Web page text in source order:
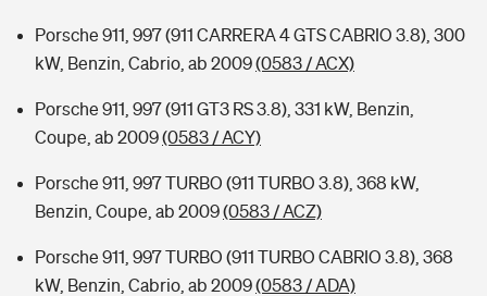
Porsche 911, 997 (911 CARRERA 4 GTS CABRIO 3.8), 300
kW, Benzin, Cabrio, ab 2009(0583 / ACX)
Porsche 911, 997 (911 GT3 RS 3.8), 331 kW, Benzin,
Coupe, ab 2009(0583 / ACY)
Porsche 911, 997 TURBO (911 TURBO 3.8), 368 kW,
Benzin, Coupe, ab 2009(0583 / ACZ)
Porsche 911, 997 TURBO (911 TURBO CABRIO 3.8), 368
kW, Benzin, Cabrio, ab 2009(0583 / ADA)